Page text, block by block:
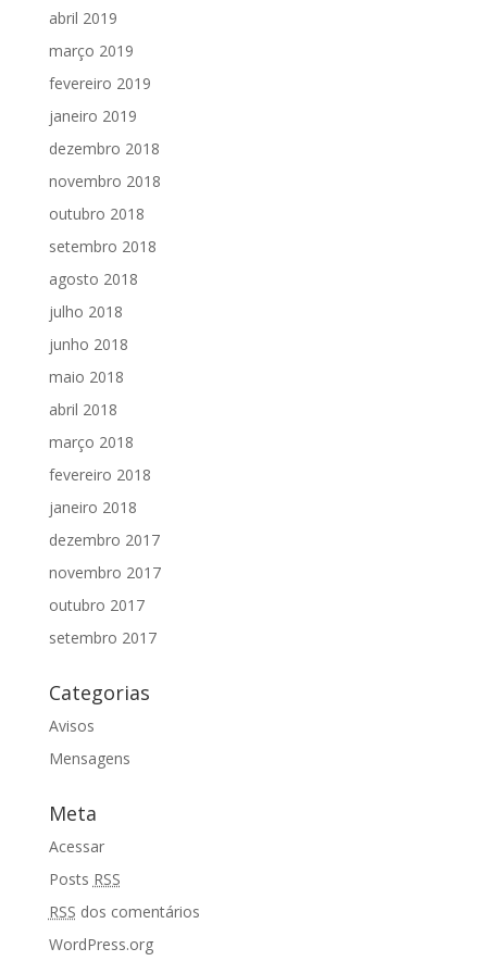
abril 2019
março 2019
fevereiro 2019
janeiro 2019
dezembro 2018
novembro 2018
outubro 2018
setembro 2018
agosto 2018
julho 2018
junho 2018
maio 2018
abril 2018
março 2018
fevereiro 2018
janeiro 2018
dezembro 2017
novembro 2017
outubro 2017
setembro 2017
Categorias
Avisos
Mensagens
Meta
Acessar
Posts RSS
RSS dos comentários
WordPress.org